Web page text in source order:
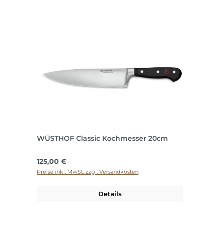
WÜSTHOF Classic Kochmesser 20cm
Regulärer Preis:
125,00 €
Preise inkl. MwSt. zzgl. Versandkosten
Details